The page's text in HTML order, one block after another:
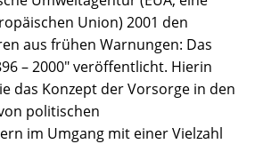
Union) 2001 den
aus frühen Warnungen: Das
– 2000" veröffentlicht. Hierin
das Konzept der Vorsorge in den
politischen
im Umgang mit einer Vielzahl